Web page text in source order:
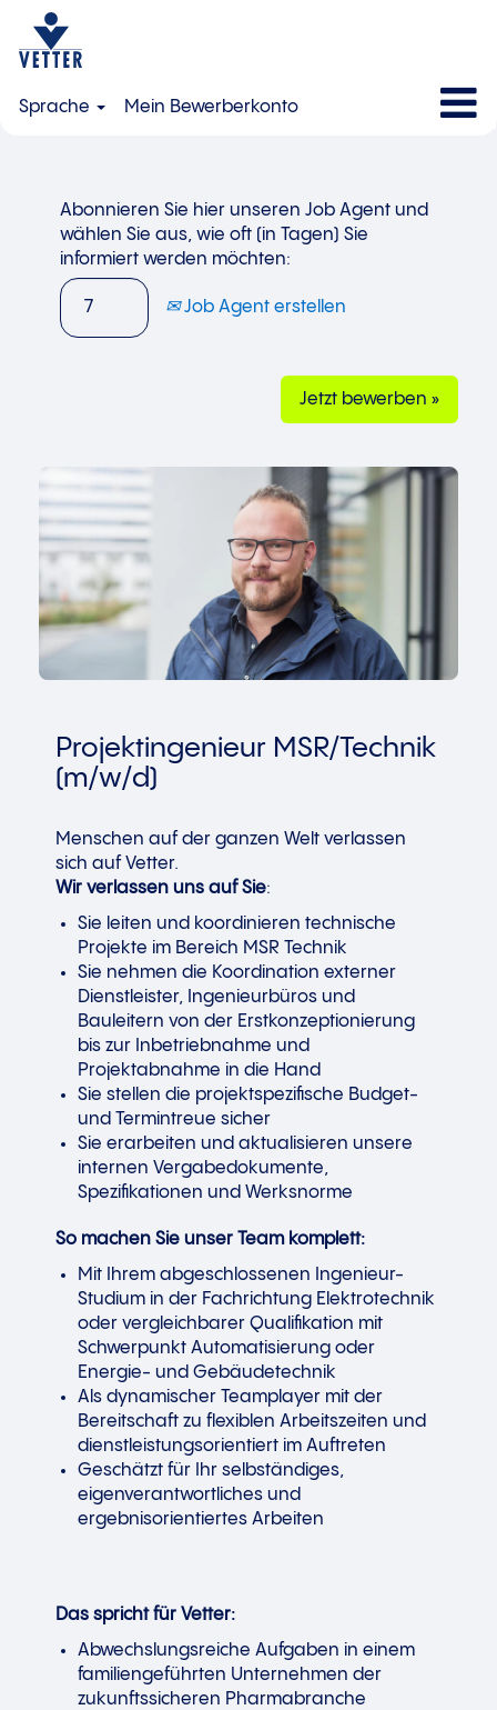
Sprache Mein Bewerberkonto
Abonnieren Sie hier unseren Job Agent und
wählen Sie aus, wie oft (in Tagen) Sie
informiert werden möchten:
Job Agent erstellen
Jetzt bewerben »
Projektingenieur MSR/Technik
(m/w/d)
Menschen auf der ganzen Welt verlassen
sich auf Vetter.
Wir verlassen uns auf Sie:
Sie leiten und koordinieren technische
Projekte im Bereich MSR Technik
Sie nehmen die Koordination externer
Dienstleister, Ingenieurbüros und
Bauleitern von der Erstkonzeptionierung
bis zur Inbetriebnahme und
Projektabnahme in die Hand
Sie stellen die projektspezifische Budget-
und Termintreue sicher
Sie erarbeiten und aktualisieren unsere
internen Vergabedokumente,
Spezifikationen und Werksnorme
So machen Sie unser Team komplett:
Mit Ihrem abgeschlossenen Ingenieur-
Studium in der Fachrichtung Elektrotechnik
oder vergleichbarer Qualifikation mit
Schwerpunkt Automatisierung oder
Energie- und Gebäudetechnik
Als dynamischer Teamplayer mit der
Bereitschaft zu flexiblen Arbeitszeiten und
dienstleistungsorientiert im Auftreten
Geschätzt für Ihr selbständiges,
eigenverantwortliches und
ergebnisorientiertes Arbeiten
Das spricht für Vetter:
Abwechslungsreiche Aufgaben in einem
familiengeführten Unternehmen der
zukunftssicheren Pharmabranche